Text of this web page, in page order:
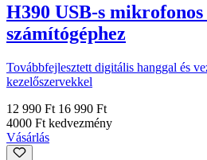
H390 USB-s
számítógéphez
Továbbfejlesztett digitális hanggal és
kezelőszervekkel
12 990 Ft 16 990 Ft
4000 Ft kedvezmény
Vásárlás